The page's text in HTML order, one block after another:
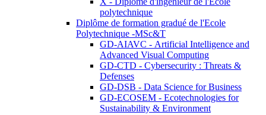
polytechnique
Diplôme de formation gradué de l'Ecole
Polytechnique -MSc&T
GD-AIAVC - Artificial Intelligence and
Advanced Visual Computing
GD-CTD - Cybersecurity : Threats &
Defenses
GD-DSB - Data Science for Business
GD-ECOSEM - Ecotechnologies for
Sustainability & Environment